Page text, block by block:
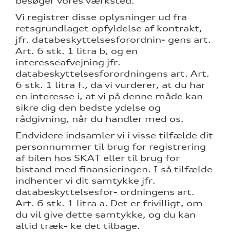
Vi registrer disse oplysninger ud fra
retsgrundlaget opfyldelse af kontrakt,
jfr. databeskyttelsesforordnin- gens art.
Art. 6 stk. 1 litra b, og en
interesseafvejning jfr.
databeskyttelsesforordningens art. Art.
6 stk. 1 litra f., da vi vurderer, at du har
en interesse i, at vi på denne måde kan
sikre dig den bedste ydelse og
rådgivning, når du handler med os.
Endvidere indsamler vi i visse tilfælde dit
personnummer til brug for registrering
af bilen hos SKAT eller til brug for
bistand med finansieringen. I så tilfælde
indhenter vi dit samtykke jfr.
databeskyttelsesfor- ordningens art.
Art. 6 stk. 1 litra a. Det er frivilligt, om
du vil give dette samtykke, og du kan
altid træk- ke det tilbage.